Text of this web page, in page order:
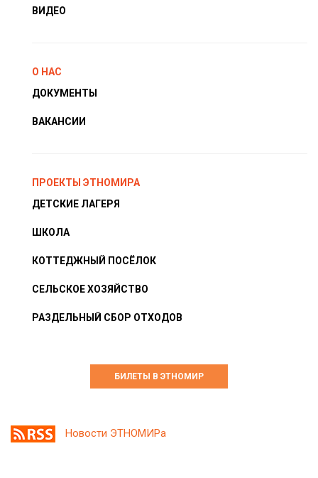
ВИДЕО
О НАС
ДОКУМЕНТЫ
ВАКАНСИИ
ПРОЕКТЫ ЭТНОМИРА
ДЕТСКИЕ ЛАГЕРЯ
ШКОЛА
КОТТЕДЖНЫЙ ПОСЁЛОК
СЕЛЬСКОЕ ХОЗЯЙСТВО
РАЗДЕЛЬНЫЙ СБОР ОТХОДОВ
БИЛЕТЫ В ЭТНОМИР
Новости ЭТНОМИРа